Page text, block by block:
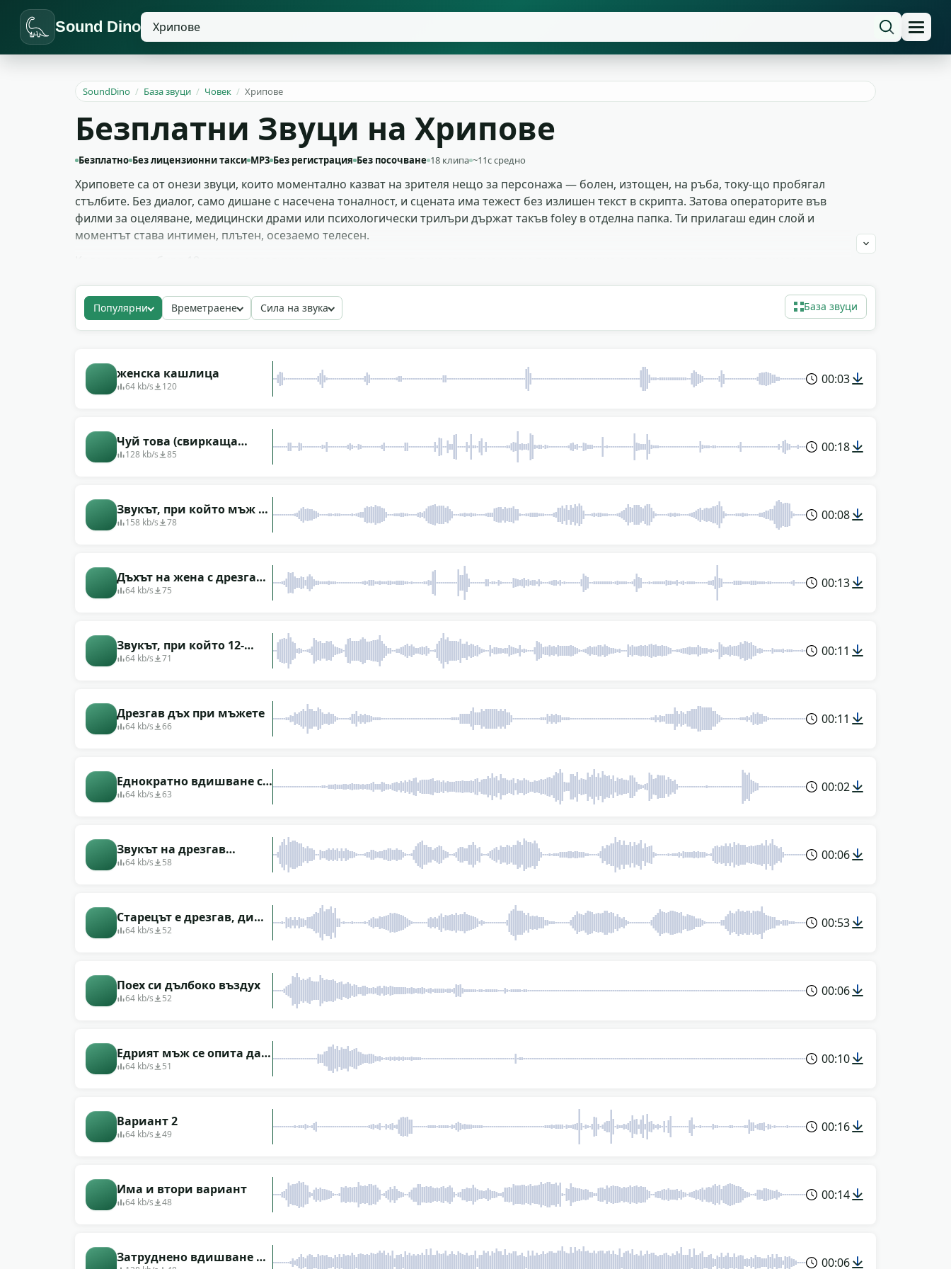
Sound Dino
SoundDino / База звуци / Човек / Хрипове
Безплатни Звуци на Хрипове
Безплатно Без лицензионни такси MP3 Без регистрация Без посочване 18 клипа ~11с средно
Хриповете са от онези звуци, които моментално казват на зрителя нещо за персонажа — болен, изтощен, на ръба, току-що пробягал
стълбите. Без диалог, само дишане с насечена тоналност, и сцената има тежест без излишен текст в скрипта. Затова операторите във
филми за оцеляване, медицински драми или психологически трилъри държат такъв foley в отделна папка. Ти прилагаш един слой и
моментът става интимен, плътен, осезаемо телесен.
или болен герой. Можеш да слагаш реверб за коридор или да оставиш суров близък план. Свали безплатно, без лиценз, и пускай
директно в DAW.
Популярни Времетраене Сила на звука База звуци
женска кашлица
64 kb/s 120 00:03
Чуй това (свиркаща
кашлица)
128 kb/s 85 00:18
Звукът, при който мъж се
задавя от астма
158 kb/s 78 00:08
Дъхът на жена с дрезгав
глас
64 kb/s 75 00:13
Звукът, при който 12-
годишно момче хрипти
64 kb/s 71 00:11
Дрезгав дъх при мъжете
64 kb/s 66 00:11
Еднократно вдишване с
хриптене
64 kb/s 63 00:02
Звукът на дрезгав
тийнейджърски глас
64 kb/s 58 00:06
Старецът е дрезгав, диша
тежко
64 kb/s 52 00:53
Поех си дълбоко въздух
64 kb/s 52 00:06
Едрият мъж се опита да
се засмее
64 kb/s 51 00:10
Вариант 2
64 kb/s 49 00:16
Има и втори вариант
64 kb/s 48 00:14
Затруднено вдишване на
00:06